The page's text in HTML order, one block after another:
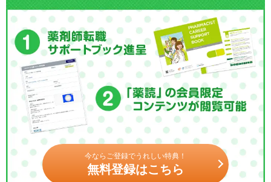
今ならご登録でうれしい特典！
無料登録はこちら